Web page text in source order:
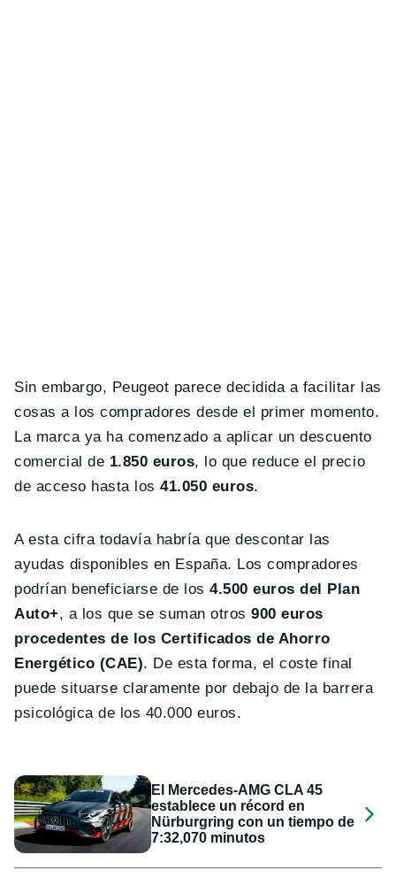
Sin embargo, Peugeot parece decidida a facilitar las
cosas a los compradores desde el primer momento.
La marca ya ha comenzado a aplicar un descuento
comercial de 1.850 euros, lo que reduce el precio
de acceso hasta los41.050 euros.
A esta cifra todavía habría que descontar las
ayudas disponibles en España. Los compradores
podrían beneficiarse de los4.500 euros del Plan
Auto+, a los que se suman otros900 euros
procedentes de los Certificados de Ahorro
Energético (CAE). De esta forma, el coste final
puede situarse claramente por debajo de la barrera
psicológica de los 40.000 euros.
El Mercedes-AMG CLA 45
establece un récord en
Nürburgring con un tiempo de
7:32,070 minutos